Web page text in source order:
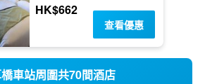
HK$662
查看優惠
車站周圍共70間酒店